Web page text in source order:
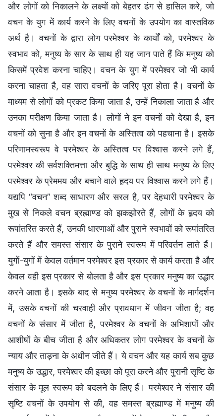
और लोगों को निकालने के लक्ष्यों को बेहतर ढंग से हासिल करे, जो
वचन के युग में कार्य करने के लिए वचनों के उपयोग का वास्तविक
अर्थ है। वचनों के द्वारा लोग परमेश्वर के कार्यों को, परमेश्वर के
स्वभाव को, मनुष्य के सार के साथ ही यह जान पाते हैं कि मनुष्य को
किसमें प्रवेश करना चाहिए। वचन के युग में परमेश्वर जो भी कार्य
करना चाहता है, वह सारा वचनों के जरिए पूरा होता है। वचनों के
माध्यम से लोगों को प्रकट किया जाता है, उन्हें निकाला जाता है और
उनका परीक्षण किया जाता है। लोगों ने इन वचनों को देखा है, इन
वचनों को सुना है और इन वचनों के अस्तित्व को पहचाना है। इसके
परिणामस्वरूप वे परमेश्वर के अस्तित्व पर विश्वास करने लगे हैं,
परमेश्वर की सर्वशक्तिमत्ता और बुद्धि के साथ ही साथ मनुष्य के लिए
परमेश्वर के प्रेममय और बचाने वाले हृदय पर विश्वास करने लगे हैं।
यद्यपि “वचन” शब्द साधारण और सरल है, पर देहधारी परमेश्वर के
मुख से निकले वचन ब्रह्माण्ड को झकझोरते हैं, लोगों के हृदय को
रूपांतरित करते हैं, उनकी धारणाओं और पुराने स्वभावों को रूपांतरित
करते हैं और समस्त संसार के पुराने स्वरूप में परिवर्तन लाते हैं।
युगों-युगों में केवल वर्तमान परमेश्वर इस प्रकार से कार्य करता है और
केवल वही इस प्रकार से बोलता है और इस प्रकार मनुष्य का उद्धार
करने आता है। इसके बाद से मनुष्य परमेश्वर के वचनों के मार्गदर्शन
में, उसके वचनों की चरवाही और प्रावधान में जीवन जीता है; वह
वचनों के संसार में जीता है, परमेश्वर के वचनों के अभिशापों और
आशीषों के बीच जीता है और अधिकतर लोग परमेश्वर के वचनों के
न्याय और ताड़ना के अधीन जीते हैं। ये वचन और यह कार्य सब कुछ
मनुष्य के उद्धार, परमेश्वर की इच्छा को पूरा करने और पुरानी सृष्टि के
संसार के मूल स्वरूप को बदलने के लिए हैं। परमेश्वर ने संसार की
सृष्टि वचनों के उपयोग से की, वह समस्त ब्रह्माण्ड में मनुष्य की